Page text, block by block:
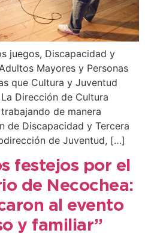
juegos, Discapacidad y
Mayores y Personas
que Cultura y Juventud
Dirección de Cultura
de manera
de Discapacidad y Tercera
de Juventud, […]
festejos por el
de Necochea:
al evento
y familiar”